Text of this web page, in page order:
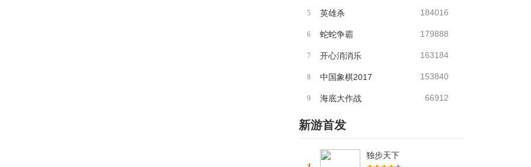
5 英雄杀 184016
6 蛇蛇争霸 179888
7 开心消消乐 163184
8 中国象棋2017 153840
9 海底大作战 66912
新游首发
独步天下